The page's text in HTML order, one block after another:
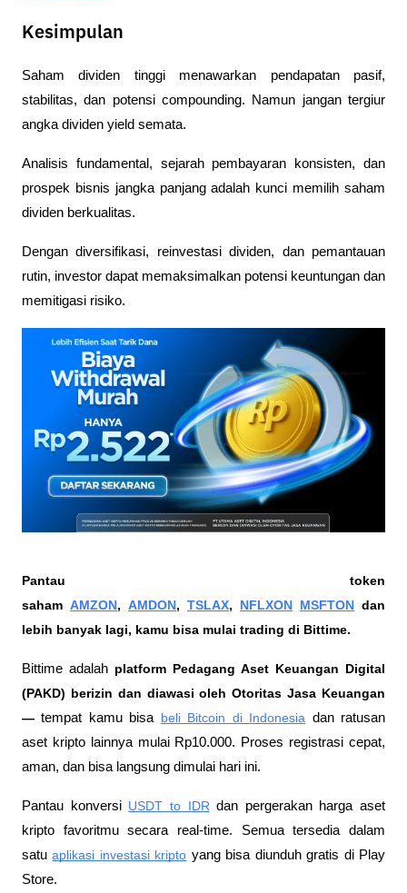
Kesimpulan
Saham dividen tinggi menawarkan pendapatan pasif,
stabilitas, dan potensi compounding. Namun jangan tergiur
angka dividen yield semata.
Analisis fundamental, sejarah pembayaran konsisten, dan
prospek bisnis jangka panjang adalah kunci memilih saham
dividen berkualitas.
Dengan diversifikasi, reinvestasi dividen, dan pemantauan
rutin, investor dapat memaksimalkan potensi keuntungan dan
memitigasi risiko.
Pantau token
saham AMZON, AMDON, TSLAX, NFLXON MSFTON dan
lebih banyak lagi, kamu bisa mulai trading di Bittime.
Bittime adalah platform Pedagang Aset Keuangan Digital
(PAKD) berizin dan diawasi oleh Otoritas Jasa Keuangan
— tempat kamu bisa beli Bitcoin di Indonesia dan ratusan
aset kripto lainnya mulai Rp10.000. Proses registrasi cepat,
aman, dan bisa langsung dimulai hari ini.
Pantau konversi USDT to IDR dan pergerakan harga aset
kripto favoritmu secara real-time. Semua tersedia dalam
satu aplikasi investasi kripto yang bisa diunduh gratis di Play
Store.